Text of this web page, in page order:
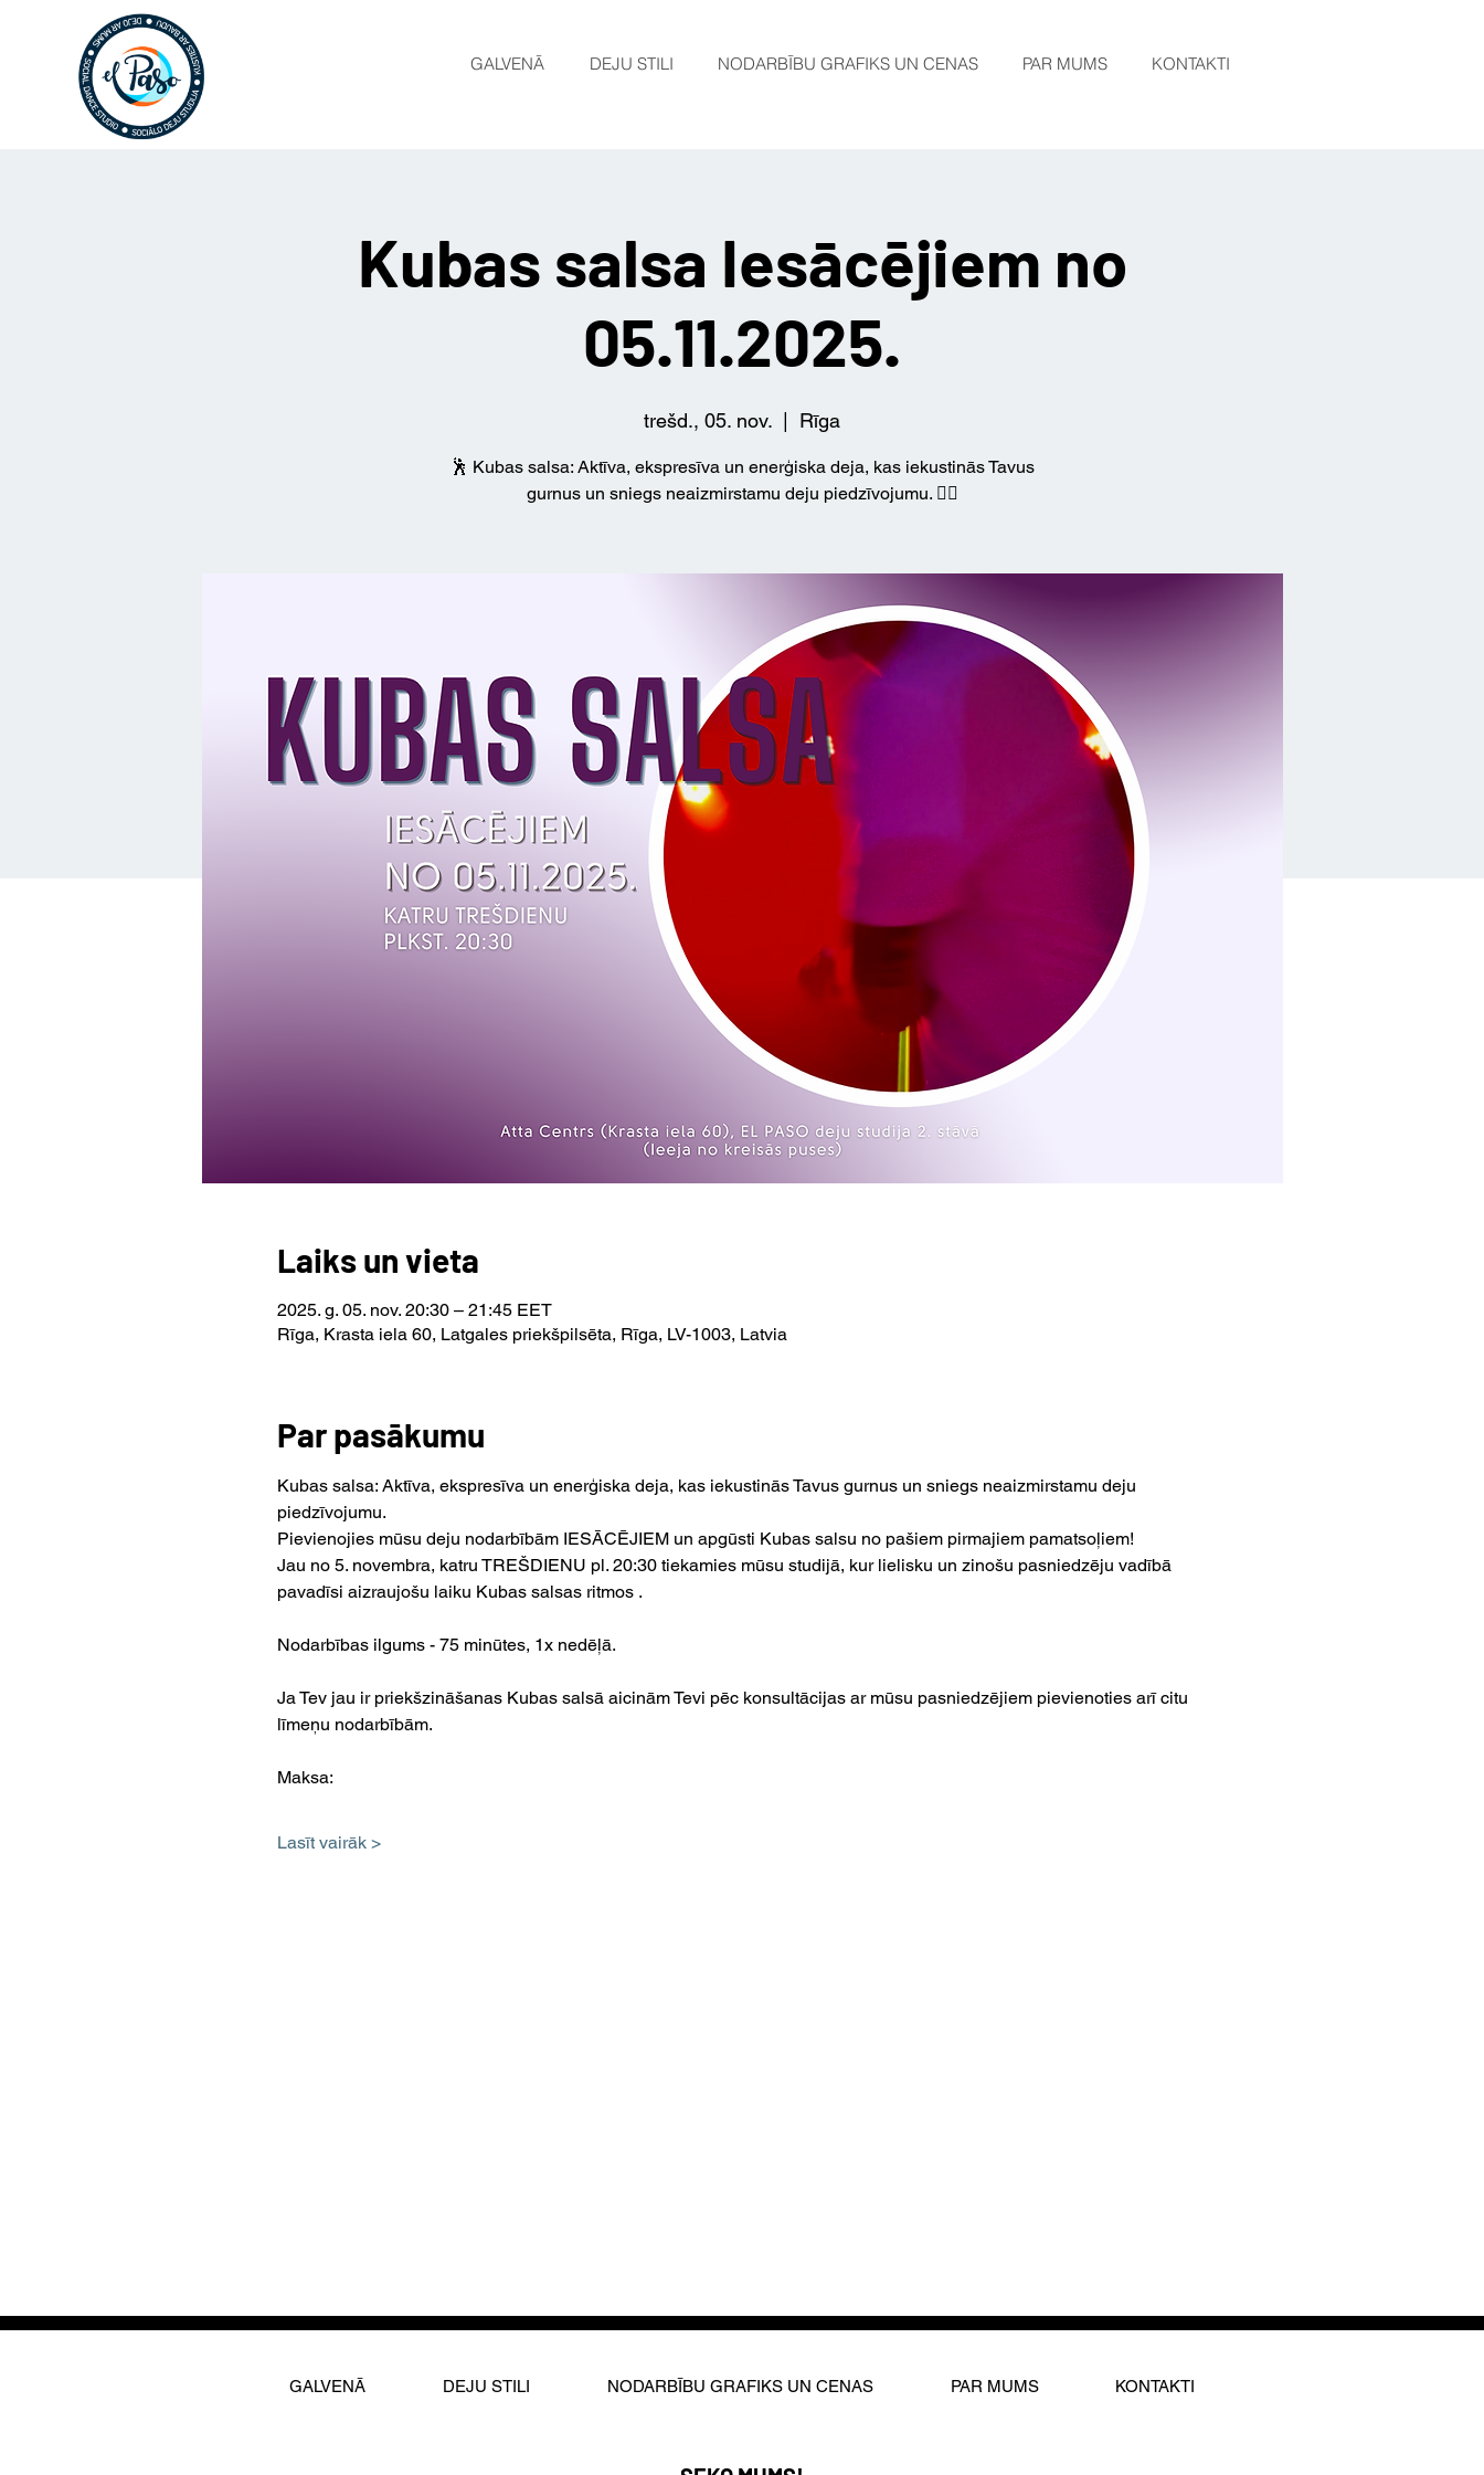
GALVENĀ DEJU STILI NODARBĪBU GRAFIKS UN CENAS PAR MUMS KONTAKTI
Kubas salsa Iesācējiem no
05.11.2025.
trešd., 05. nov. Rīga
🕺 Kubas salsa: Aktīva, ekspresīva un enerģiska deja, kas iekustinās Tavus
gurnus un sniegs neaizmirstamu deju piedzīvojumu. ❤️‍🔥
Laiks un vieta
2025. g. 05. nov. 20:30 – 21:45 EET
Rīga, Krasta iela 60, Latgales priekšpilsēta, Rīga, LV-1003, Latvia
Par pasākumu
Kubas salsa: Aktīva, ekspresīva un enerģiska deja, kas iekustinās Tavus gurnus un sniegs neaizmirstamu deju
piedzīvojumu.
Pievienojies mūsu deju nodarbībām IESĀCĒJIEM un apgūsti Kubas salsu no pašiem pirmajiem pamatsoļiem!
Jau no 5. novembra, katru TREŠDIENU pl. 20:30 tiekamies mūsu studijā, kur lielisku un zinošu pasniedzēju vadībā
pavadīsi aizraujošu laiku Kubas salsas ritmos .
Nodarbības ilgums - 75 minūtes, 1x nedēļā.
Ja Tev jau ir priekšzināšanas Kubas salsā aicinām Tevi pēc konsultācijas ar mūsu pasniedzējiem pievienoties arī citu
līmeņu nodarbībām.
Maksa:
Lasīt vairāk >
GALVENĀ DEJU STILI NODARBĪBU GRAFIKS UN CENAS PAR MUMS KONTAKTI